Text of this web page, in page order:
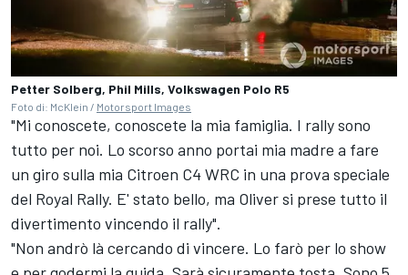
Petter Solberg, Phil Mills, Volkswagen Polo R5
Foto di: McKlein / Motorsport Images
"Mi conoscete, conoscete la mia famiglia. I rally sono
tutto per noi. Lo scorso anno portai mia madre a fare
un giro sulla mia Citroen C4 WRC in una prova speciale
del Royal Rally. E' stato bello, ma Oliver si prese tutto il
divertimento vincendo il rally".
"Non andrò là cercando di vincere. Lo farò per lo show